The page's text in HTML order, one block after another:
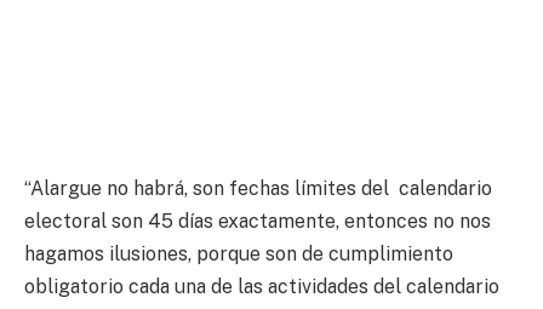
“Alargue no habrá, son fechas límites del calendario
electoral son 45 días exactamente, entonces no nos
hagamos ilusiones, porque son de cumplimiento
obligatorio cada una de las actividades del calendario